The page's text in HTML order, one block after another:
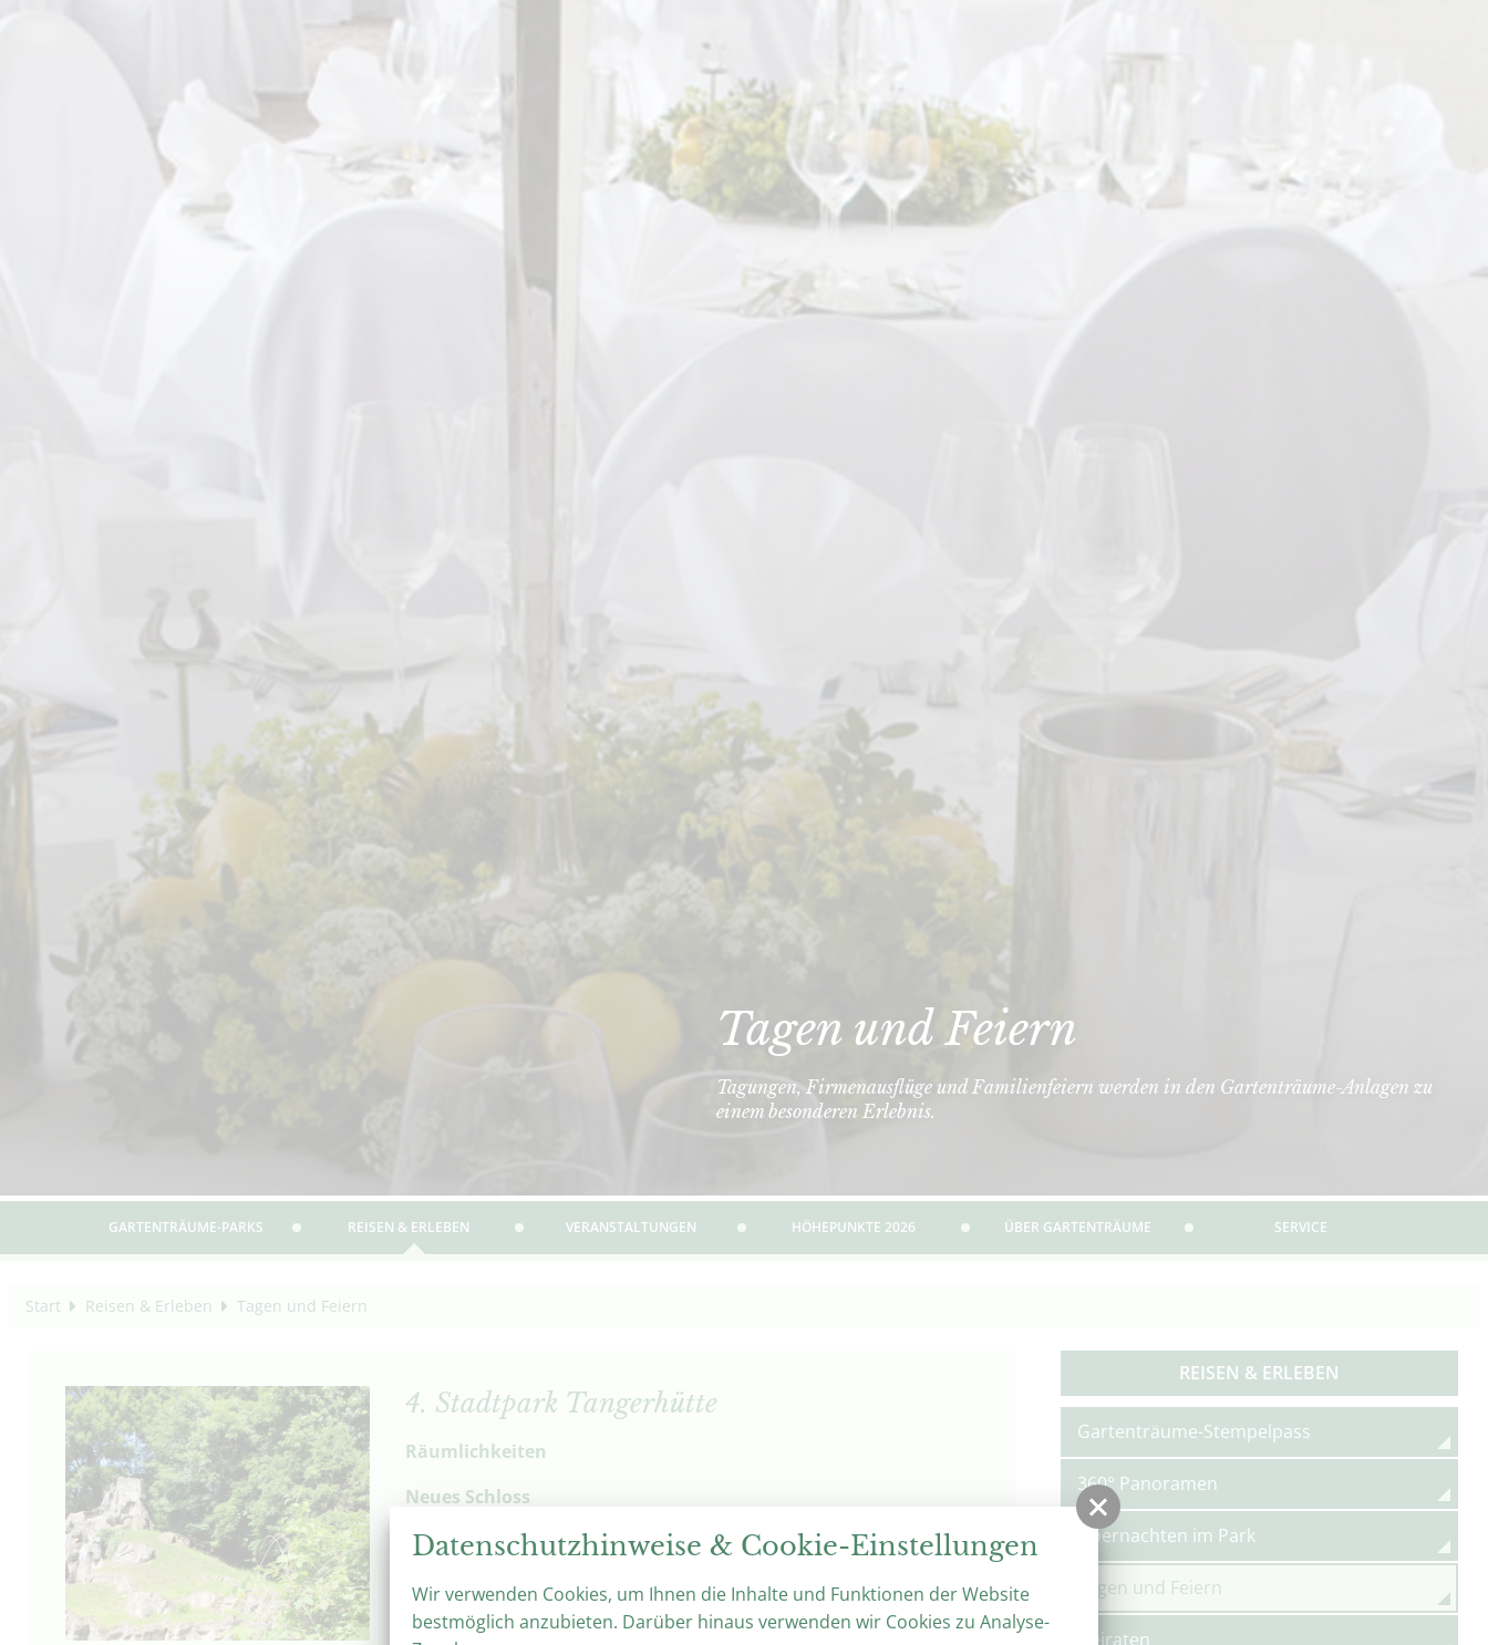
Tagen und Feiern
Tagungen, Firmenausflüge und Familienfeiern werden in den Gartenträume-Anlagen zu
einem besonderen Erlebnis.
GARTENTRÄUME-PARKS REISEN & ERLEBEN VERANSTALTUNGEN HÖHEPUNKTE 2026 ÜBER GARTENTRÄUME SERVICE
Start Reisen & Erleben Tagen und Feiern
4. Stadtpark Tangerhütte
Räumlichkeiten
Neues Schloss
Personenkapazität: 100, Größe: 105 m²
Personenkapazität: 40, Größe: 50 m²
Bürgercafé
REISEN & ERLEBEN
Gartenträume-Stempelpass
360° Panoramen
Übernachten im Park
Tagen und Feiern
Heiraten
Datenschutzhinweise & Cookie-Einstellungen
Wir verwenden Cookies, um Ihnen die Inhalte und Funktionen der Website
bestmöglich anzubieten. Darüber hinaus verwenden wir Cookies zu Analyse-